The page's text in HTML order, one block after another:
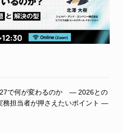
で何が変わるのか ― 2026との
務担当者が押さえたいポイント ―